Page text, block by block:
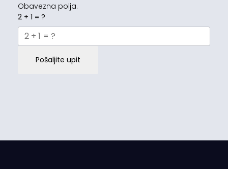
Obavezna polja.
2 + 1 = ?
Pošaljite upit